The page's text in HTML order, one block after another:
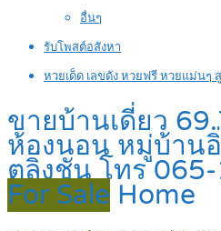
อื่นๆ
รับโพสต์อสังหา
หวยเด็ด เลขดัง หวยฟรี หวยแม่นๆ
ขายบ้านเดี่ยว
ห้องนอน หมู่บ้าน
ตลิ่งชัน โทร
For Sale Home